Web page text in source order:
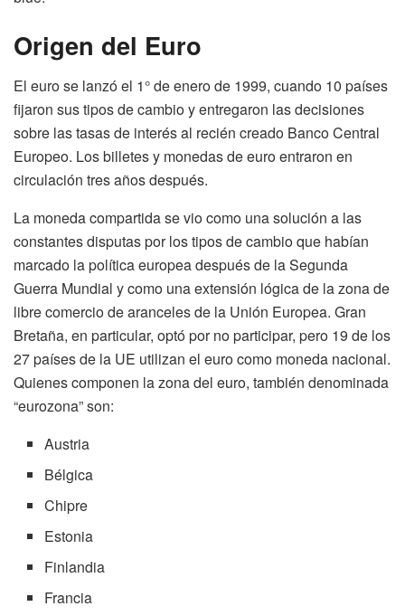
Origen del Euro
El euro se lanzó el 1° de enero de 1999, cuando 10 países
fijaron sus tipos de cambio y entregaron las decisiones
sobre las tasas de interés al recién creado Banco Central
Europeo. Los billetes y monedas de euro entraron en
circulación tres años después.
La moneda compartida se vio como una solución a las
constantes disputas por los tipos de cambio que habían
marcado la política europea después de la Segunda
Guerra Mundial y como una extensión lógica de la zona de
libre comercio de aranceles de la Unión Europea. Gran
Bretaña, en particular, optó por no participar, pero 19 de los
27 países de la UE utilizan el euro como moneda nacional.
Quienes componen la zona del euro, también denominada
“eurozona” son:
Austria
Bélgica
Chipre
Estonia
Finlandia
Francia